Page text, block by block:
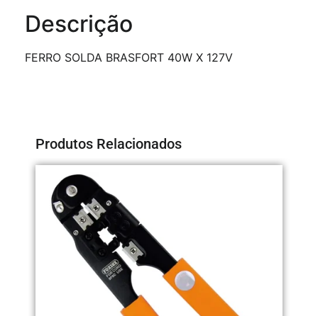
Descrição
FERRO SOLDA BRASFORT 40W X 127V
Produtos Relacionados